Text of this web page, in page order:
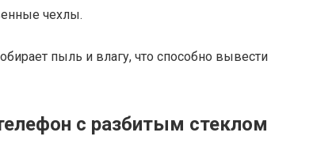
чехлы.
пыль и влагу, что способно вывести
с разбитым стеклом